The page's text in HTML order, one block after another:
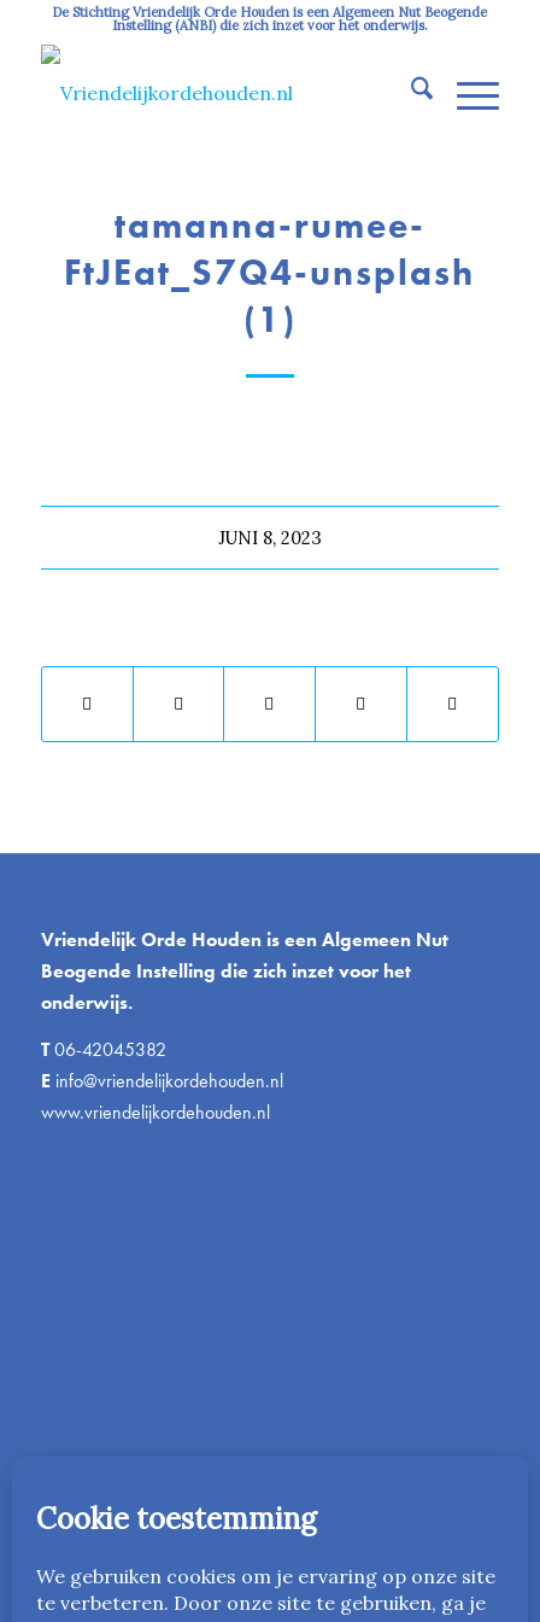
De Stichting Vriendelijk Orde Houden is een Algemeen Nut Beogende
Instelling (ANBI) die zich inzet voor het onderwijs.
tamanna-rumee-
FtJEat_S7Q4-unsplash
(1)
JUNI 8, 2023
Vriendelijk Orde Houden is een Algemeen Nut
Beogende Instelling die zich inzet voor het
onderwijs.
T06-42045382
E info@vriendelijkordehouden.nl
www.vriendelijkordehouden.nl
gestart in Nederland. Vanaf 2023 is deze ook beschikbaar
in het Engels alswww.friendlyandfairteaching.com